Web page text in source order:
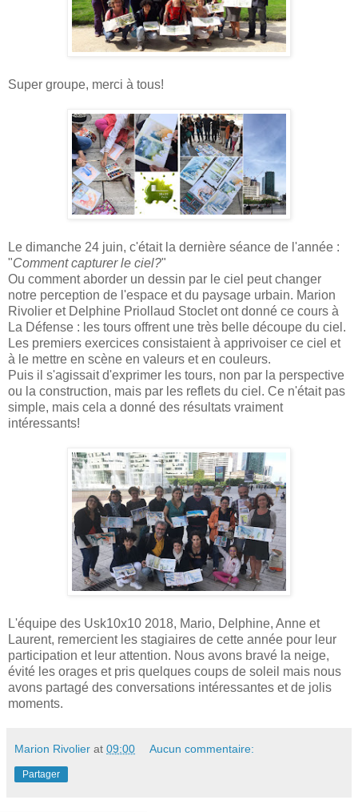
Super groupe, merci à tous!
Le dimanche 24 juin, c'était la dernière séance de l'année :
"Comment capturer le ciel?"
Ou comment aborder un dessin par le ciel peut changer
notre perception de l'espace et du paysage urbain. Marion
Rivolier et Delphine Priollaud Stoclet ont donné ce cours à
La Défense : les tours offrent une très belle découpe du ciel.
Les premiers exercices consistaient à apprivoiser ce ciel et
à le mettre en scène en valeurs et en couleurs.
Puis il s'agissait d'exprimer les tours, non par la perspective
ou la construction, mais par les reflets du ciel. Ce n'était pas
simple, mais cela a donné des résultats vraiment
intéressants!
L'équipe des Usk10x10 2018, Mario, Delphine, Anne et
Laurent, remercient les stagiaires de cette année pour leur
participation et leur attention. Nous avons bravé la neige,
évité les orages et pris quelques coups de soleil mais nous
avons partagé des conversations intéressantes et de jolis
moments.
Marion Rivolier at 09:00 Aucun commentaire:
Partager